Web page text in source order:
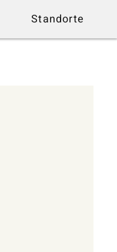
Standorte